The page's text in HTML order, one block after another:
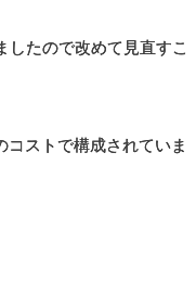
たので改めて見直すこ
ストで構成されていま